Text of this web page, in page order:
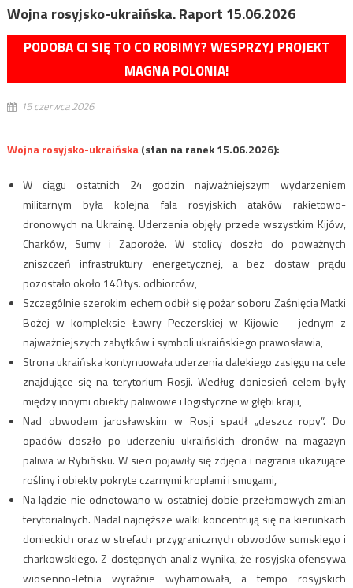
Wojna rosyjsko-ukraińska. Raport 15.06.2026
PODOBA CI SIĘ TO CO ROBIMY? WESPRZYJ PROJEKT
MAGNA POLONIA!
15 czerwca 2026
Wojna rosyjsko-ukraińska(stan na ranek 15.06.2026):
W ciągu ostatnich 24 godzin najważniejszym wydarzeniem
militarnym była kolejna fala rosyjskich ataków rakietowo-
dronowych na Ukrainę. Uderzenia objęły przede wszystkim Kijów,
Charków, Sumy i Zaporoże. W stolicy doszło do poważnych
zniszczeń infrastruktury energetycznej, a bez dostaw prądu
pozostało około 140 tys. odbiorców,
Szczególnie szerokim echem odbił się pożar soboru Zaśnięcia Matki
Bożej w kompleksie Ławry Peczerskiej w Kijowie – jednym z
najważniejszych zabytków i symboli ukraińskiego prawosławia,
Strona ukraińska kontynuowała uderzenia dalekiego zasięgu na cele
znajdujące się na terytorium Rosji. Według doniesień celem były
między innymi obiekty paliwowe i logistyczne w głębi kraju,
Nad obwodem jarosławskim w Rosji spadł „deszcz ropy”. Do
opadów doszło po uderzeniu ukraińskich dronów na magazyn
paliwa w Rybińsku. W sieci pojawiły się zdjęcia i nagrania ukazujące
rośliny i obiekty pokryte czarnymi kroplami i smugami,
Na lądzie nie odnotowano w ostatniej dobie przełomowych zmian
terytorialnych. Nadal najcięższe walki koncentrują się na kierunkach
donieckich oraz w strefach przygranicznych obwodów sumskiego i
charkowskiego. Z dostępnych analiz wynika, że rosyjska ofensywa
wiosenno-letnia wyraźnie wyhamowała, a tempo rosyjskich